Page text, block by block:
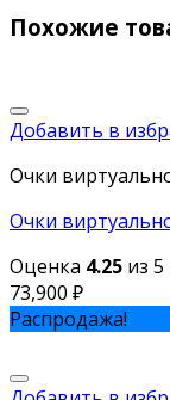
Похожие
Добавить в
Очки
Очки
Оценка 4.25 из 5
73,900 ₽
Распродажа!